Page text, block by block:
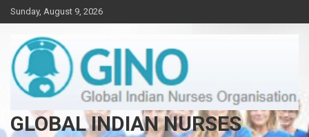
Skip
to
content
Sunday, August 9, 2026
GLOBAL INDIAN NURSES